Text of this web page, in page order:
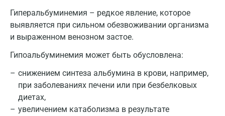
Гиперальбуминемия – редкое явление, которое
выявляется при сильном обезвоживании организма
и выраженном венозном застое.
Гипоальбуминемия может быть обусловлена:
снижением синтеза альбумина в крови, например,
при заболеваниях печени или при безбелковых
диетах,
увеличением катаболизма в результате
Королев
Кострома
Краснодар
Красноярск